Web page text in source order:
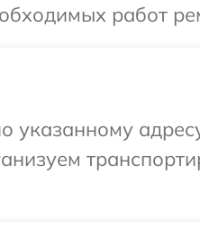
работ